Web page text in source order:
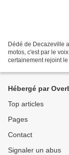
Dédé de Decazeville
motos, c'est par le
certainement rejoint
Hébergé par
Top articles
Pages
Contact
Signaler un abus